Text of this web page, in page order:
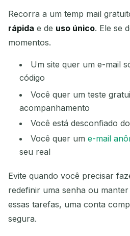
Recorra a um temp mail
rápida e de uso único. Ele se
momentos.
Um site quer um e-mail
código
Você quer um teste
acompanhamento
Você está desconfiado
Você quer ume-mail
seu real
Evite quando você precisar
redefinir uma senha ou
essas tarefas, uma conta
segura.